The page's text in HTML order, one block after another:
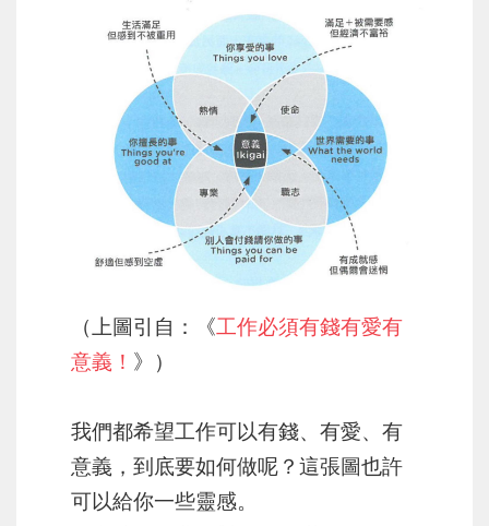
（上圖引自：《工作必須有錢有愛有
意義！ 》）
我們都希望工作可以有錢、有愛、有
意義，到底要如何做呢？這張圖也許
可以給你一些靈感。